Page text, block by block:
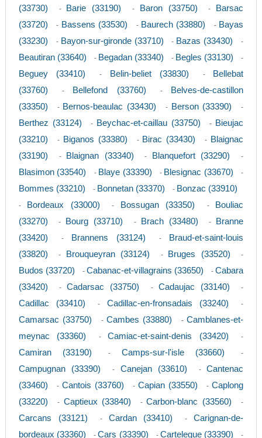
(33730) - Barie (33190) - Baron (33750) -
Barsac
(33720)
- Bassens (33530) - Baurech (33880) - Bayas
(33230)
- Bayon-sur-gironde (33710) - Bazas (33430) -
Beautiran (33640) - Begadan (33340) - Begles (33130) -
Beguey (33410) - Belin-beliet (33830) -
Bellebat
(33760)
- Bellefond (33760) -
Belves-de-castillon
(33350)
- Bernos-beaulac (33430) - Berson (33390) -
Berthez (33124) - Beychac-et-caillau (33750) - Bieujac
(33210)
- Biganos (33380) - Birac (33430) - Blaignac
(33190)
- Blaignan (33340) - Blanquefort (33290) -
Blasimon (33540) - Blaye (33390) - Blesignac (33670) -
Bommes (33210) - Bonnetan (33370) - Bonzac (33910)
- Bordeaux (33000) - Bossugan (33350) -
Bouliac
(33270)
- Bourg (33710) - Brach (33480) -
Branne
(33420)
- Brannens (33124) -
Braud-et-saint-louis
(33820)
- Brouqueyran (33124) - Bruges (33520) -
Budos (33720) - Cabanac-et-villagrains (33650) -Cabara
(33420)
-Cadarsac (33750) - Cadaujac (33140) -
Cadillac (33410) - Cadillac-en-fronsadais (33240) -
Camarsac (33750) -Cambes (33880) -Camblanes-et-
meynac (33360)
-Camiac-et-saint-denis (33420) -
Camiran (33190) - Camps-sur-l'isle (33660) -
Campugnan (33390) - Canejan (33610) -Cantenac
(33460)
- Cantois (33760) -Capian (33550) -Caplong
(33220)
- Captieux (33840) -Carbon-blanc (33560) -
Carcans (33121) - Cardan (33410) -Carignan-de-
bordeaux (33360)
-Cars (33390) - Cartelegue (33390) -